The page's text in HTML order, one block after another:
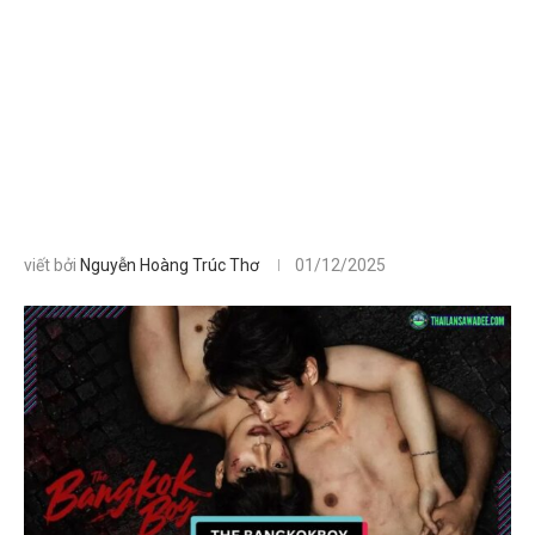
viết bởi Nguyễn Hoàng Trúc Thơ 01/12/2025